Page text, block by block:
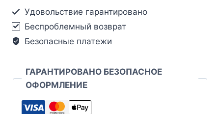
Удовольствие гарантировано
Беспроблемный возврат
Безопасные платежи
ГАРАНТИРОВАНО БЕЗОПАСНОЕ
ОФОРМЛЕНИЕ